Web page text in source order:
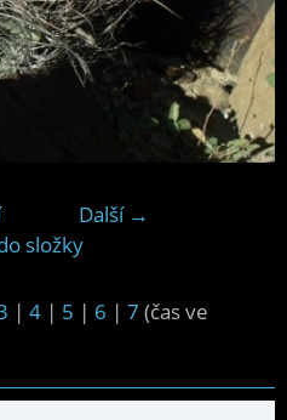
Další →
složky
| 4 | 5 | 6 | 7 (čas ve